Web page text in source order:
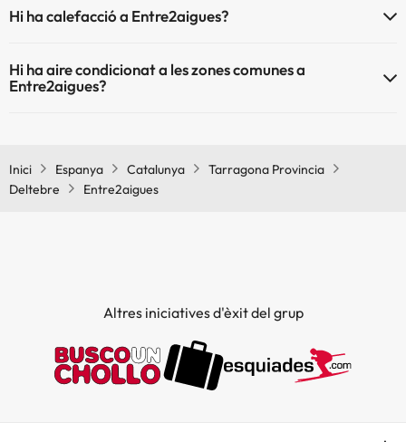
tens més info sobre la piscina i altres instal·lacions.
Piscina a l'aire lliure (tota la temporada)
Hi ha calefacció a Entre2aigues?
Hi ha aire condicionat a les zones comunes a
Entre2aigues?
Inici Espanya Catalunya
Tarragona Provincia
Deltebre
Entre2aigues
Altres iniciatives d'èxit del grup